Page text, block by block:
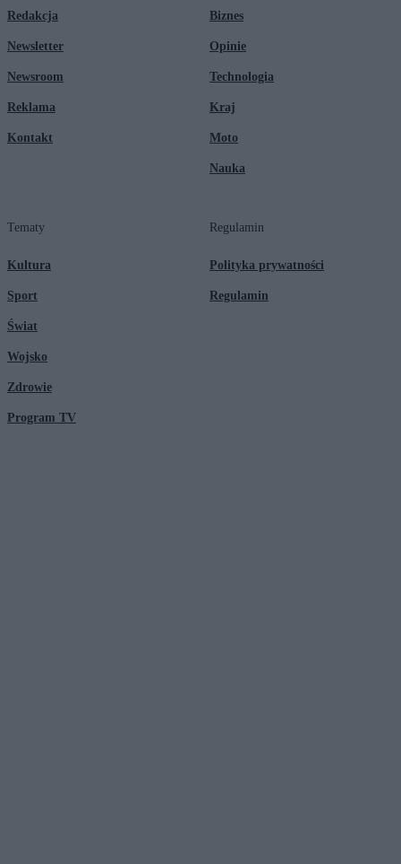
Redakcja
Newsletter
Newsroom
Reklama
Kontakt
Biznes
Opinie
Technologia
Kraj
Moto
Nauka
Tematy
Kultura
Sport
Świat
Wojsko
Zdrowie
Program TV
Regulamin
Polityka prywatności
Regulamin